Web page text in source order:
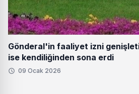
Gönderal'in faaliyet izni
ise kendiliğinden sona erdi
09 Ocak 2026